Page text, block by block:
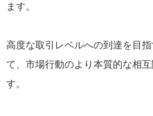
ます。
高度な取引レベルへの到達を目
て、市場行動のより本質的な相
す。